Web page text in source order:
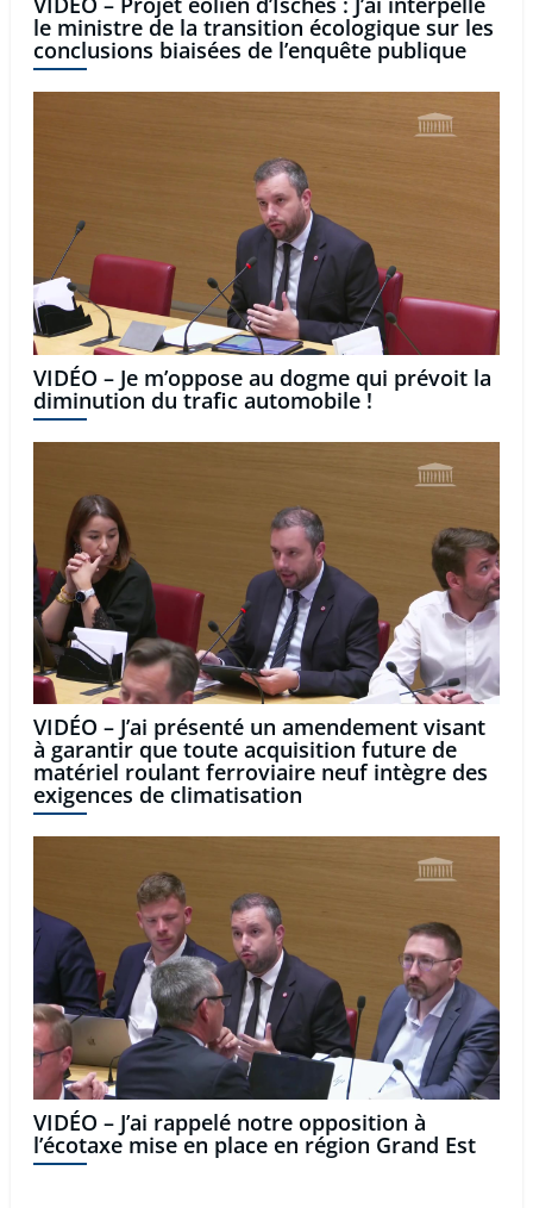
le ministre de la transition écologique sur les
conclusions biaisées de l’enquête publique
VIDÉO – Je m’oppose au dogme qui prévoit la
diminution du trafic automobile !
VIDÉO – J’ai présenté un amendement visant
à garantir que toute acquisition future de
matériel roulant ferroviaire neuf intègre des
exigences de climatisation
VIDÉO – J’ai rappelé notre opposition à
l’écotaxe mise en place en région Grand Est